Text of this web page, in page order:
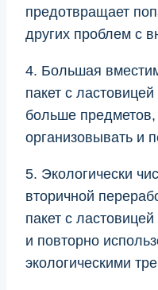
предотвращает
других проблем с
4. Большая
пакет с
больше предметов,
организовывать и
5. Экологически
вторичной
пакет с
и повторно
экологическими